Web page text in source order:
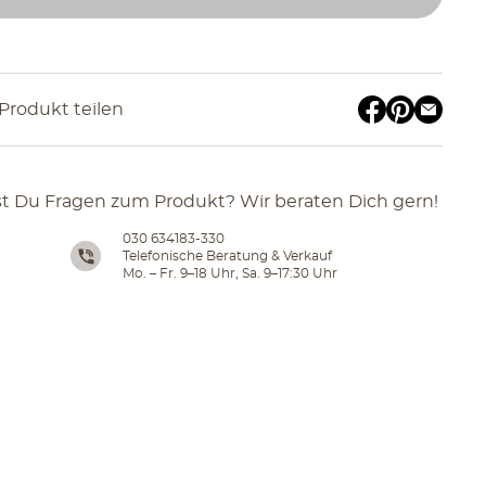
teilen
Du Fragen zum Produkt? Wir beraten Dich gern!
030 634183-330
Telefonische Beratung & Verkauf
Mo. – Fr. 9–18 Uhr, Sa. 9–17:30 Uhr